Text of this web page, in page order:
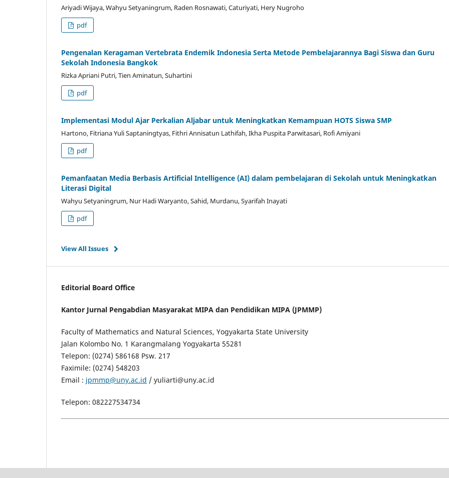
Ariyadi Wijaya, Wahyu Setyaningrum, Raden Rosnawati, Caturiyati, Hery Nugroho
pdf
Pengenalan Keragaman Vertebrata Endemik Indonesia Serta Metode Pembelajarannya Bagi Siswa dan Guru
Sekolah Indonesia Bangkok
Rizka Apriani Putri, Tien Aminatun, Suhartini
pdf
Implementasi Modul Ajar Perkalian Aljabar untuk Meningkatkan Kemampuan HOTS Siswa SMP
Hartono, Fitriana Yuli Saptaningtyas, Fithri Annisatun Lathifah, Ikha Puspita Parwitasari, Rofi Amiyani
pdf
Pemanfaatan Media Berbasis Artificial Intelligence (AI) dalam pembelajaran di Sekolah untuk Meningkatkan
Literasi Digital
Wahyu Setyaningrum, Nur Hadi Waryanto, Sahid, Murdanu, Syarifah Inayati
pdf
View All Issues
Editorial Board Office
Kantor Jurnal Pengabdian Masyarakat MIPA dan Pendidikan MIPA (JPMMP)
Faculty of Mathematics and Natural Sciences, Yogyakarta State University
Jalan Kolombo No. 1 Karangmalang Yogyakarta 55281
Telepon: (0274) 586168 Psw. 217
Faximile: (0274) 548203
Email : jpmmp@uny.ac.id / yuliarti@uny.ac.id
Telepon: 082227534734